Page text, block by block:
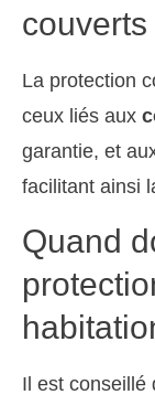
La protection
ceux liés aux
garantie, et
facilitant ainsi
Quand
Il est conseillé